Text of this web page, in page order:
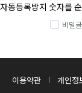
자동등록방지 숫자를
비밀글
이용약관 개인정